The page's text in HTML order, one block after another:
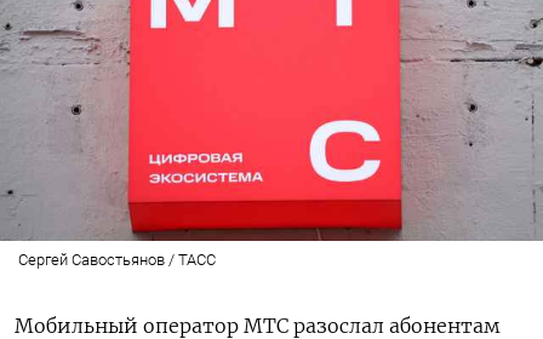
Сергей Савостьянов / ТАСС
Мобильный оператор МТС разослал абонентам